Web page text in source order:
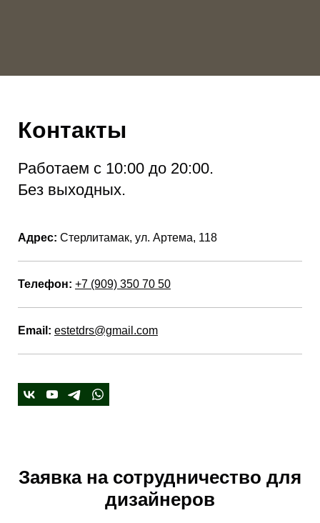
Контакты
Работаем с 10:00 до 20:00.
Без выходных.
Адрес: Стерлитамак, ул. Артема, 118
Телефон: +7 (909) 350 70 50
Email: estetdrs@gmail.com
Заявка на сотрудничество для
дизайнеров